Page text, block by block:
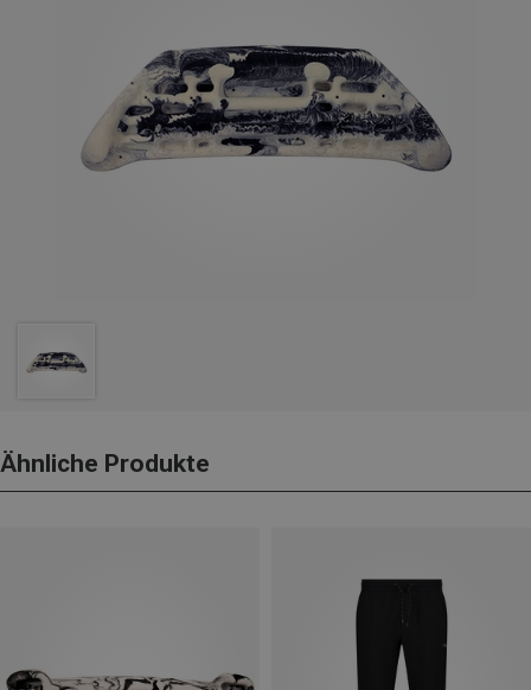
Ähnliche Produkte